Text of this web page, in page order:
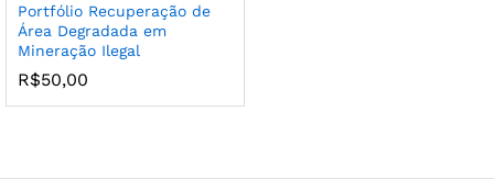
Portfólio Recuperação de
Área Degradada em
Mineração Ilegal
R$50,00